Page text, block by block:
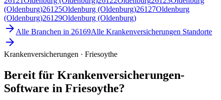
(Oldenburg)26125Oldenburg (Oldenburg)26127Oldenburg
(Oldenburg)26129Oldenburg (Oldenburg)
Alle Branchen in 26169Alle Krankenversicherungen Standorte
Krankenversicherungen · Friesoythe
Bereit für Krankenversicherungen-
Software in Friesoythe?